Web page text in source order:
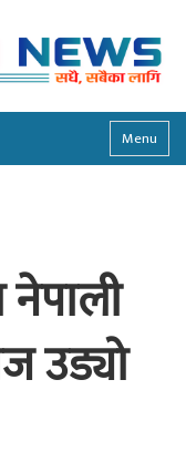
Menu
उड्यो